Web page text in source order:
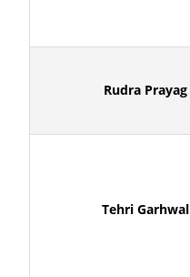
Rudra Prayag
Tehri Garhwal